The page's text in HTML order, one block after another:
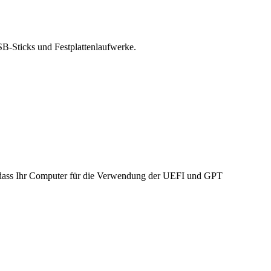
Sticks und Festplattenlaufwerke.
Ihr Computer für die Verwendung der UEFI und GPT